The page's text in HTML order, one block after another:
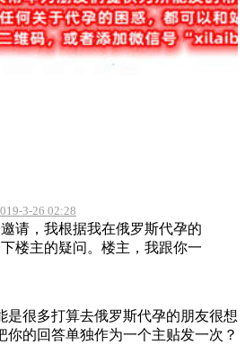
3-26 02:28
请，我根据我在俄罗斯代孕的
楼主的疑问。楼主，我跟你一
是很多打算去俄罗斯代孕的朋友很想
你的回答单独作为一个主贴发一次？